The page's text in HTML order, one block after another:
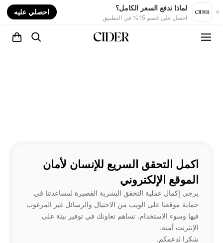
لماذا تدفع السعر الكامل؟
احصل على خصم 15% في التطبيق
احصلي عليه
اكمل التحقق السريع للإنسان لأمان
الموقع الإلكتروني
يرجى إكمال عملية التحقق البشرية القصيرة لمساعدتنا في
حماية موقعنا على الويب من الاحتيال والرسائل غير المرغوب
فيها وسوء الاستخدام. تساهم تعاونك في توفير بيئة على
الإنترنت آمنة.
شكرا لدعمكم.